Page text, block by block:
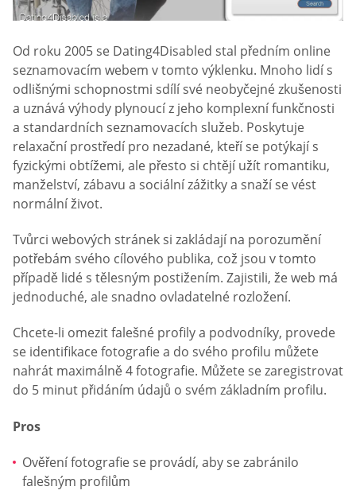
Od roku 2005 se Dating4Disabled stal předním online
seznamovacím webem v tomto výklenku. Mnoho lidí s
odlišnými schopnostmi sdílí své neobyčejné zkušenosti
a uznává výhody plynoucí z jeho komplexní funkčnosti
a standardních seznamovacích služeb. Poskytuje
relaxační prostředí pro nezadané, kteří se potýkají s
fyzickými obtížemi, ale přesto si chtějí užít romantiku,
manželství, zábavu a sociální zážitky a snaží se vést
normální život.
Tvůrci webových stránek si zakládají na porozumění
potřebám svého cílového publika, což jsou v tomto
případě lidé s tělesným postižením. Zajistili, že web má
jednoduché, ale snadno ovladatelné rozložení.
Chcete-li omezit falešné profily a podvodníky, provede
se identifikace fotografie a do svého profilu můžete
nahrát maximálně 4 fotografie. Můžete se zaregistrovat
do 5 minut přidáním údajů o svém základním profilu.
Pros
Ověření fotografie se provádí, aby se zabránilo
falešným profilům